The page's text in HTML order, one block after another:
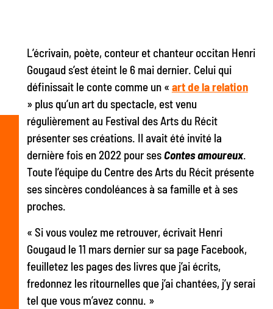
L’écrivain, poète, conteur et chanteur occitan Henri
Gougaud s’est éteint le 6 mai dernier. Celui qui
définissait le conte comme un « art de la relation
» plus qu’un art du spectacle, est venu
régulièrement au Festival des Arts du Récit
présenter ses créations. Il avait été invité la
dernière fois en 2022 pour sesContes amoureux.
Toute l’équipe du Centre des Arts du Récit présente
ses sincères condoléances à sa famille et à ses
proches.
« Si vous voulez me retrouver, écrivait Henri
Gougaud le 11 mars dernier sur sa page Facebook,
feuilletez les pages des livres que j’ai écrits,
fredonnez les ritournelles que j’ai chantées, j’y serai
tel que vous m’avez connu. »